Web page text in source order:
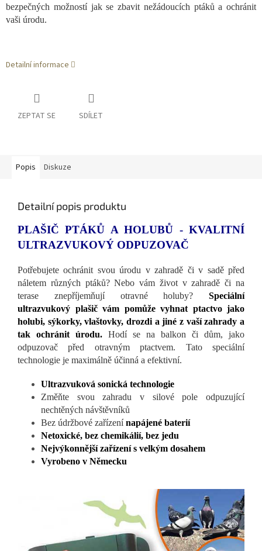
bezpečných možností jak se zbavit nežádoucích ptáků a ochránit
vaši úrodu.
Detailní informace
ZEPTAT SE SDÍLET
Popis Diskuze
Detailní popis produktu
PLAŠIČ PTÁKŮ A HOLUBŮ - KVALITNÍ
ULTRAZVUKOVÝ ODPUZOVAČ
Potřebujete ochránit svou úrodu v zahradě či v sadě před
náletem různých ptáků? Nebo vám život v zahradě či na
terase znepříjemňují otravné holuby? Speciální
ultrazvukový plašič vám pomůže vyhnat ptactvo jako
holubi, sýkorky, vlaštovky, drozdi a jiné z vaší zahrady a
tak ochránit úrodu. Hodí se na balkon či dům, jako
odpuzovač před otravným ptactvem. Tato speciální
technologie je maximálně účinná a efektivní.
Ultrazvuková sonická technologie
Změňte svou zahradu v silové pole odpuzující
nechtěných návštěvníků
Bez údržbové zařízenínapájené baterií
Netoxické, bez chemikálií, bez jedu
Nejvýkonnější zařízení s velkým dosahem
Vyrobeno v Německu